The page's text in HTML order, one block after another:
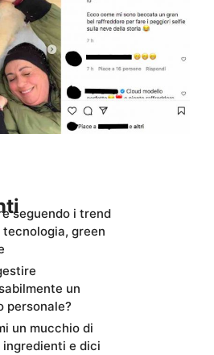
seguendo i trend
tecnologia, green
un
personale?
un mucchio di
ingredienti e dici